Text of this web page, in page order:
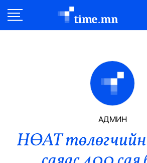
Эдийн Засаг
Нийтлэлчийн
АДМИН
НӨАТ төлөгчийн